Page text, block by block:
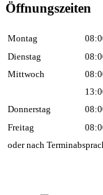
Öffnungszeiten
Montag
Dienstag
Mittwoch
Donnerstag
Freitag
oder nach